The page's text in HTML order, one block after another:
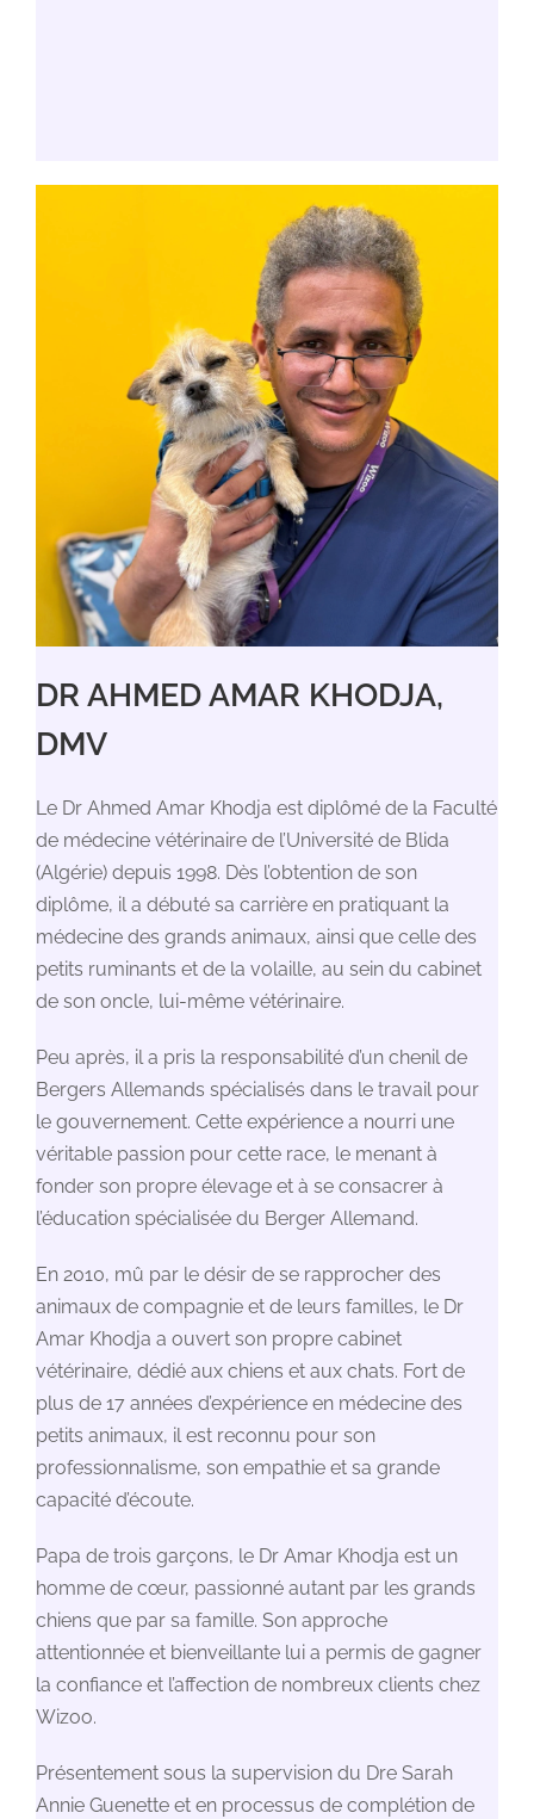
DR AHMED AMAR KHODJA,
DMV
Le Dr Ahmed Amar Khodja est diplômé de la Faculté
de médecine vétérinaire de l’Université de Blida
(Algérie) depuis 1998. Dès l’obtention de son
diplôme, il a débuté sa carrière en pratiquant la
médecine des grands animaux, ainsi que celle des
petits ruminants et de la volaille, au sein du cabinet
de son oncle, lui-même vétérinaire.
Peu après, il a pris la responsabilité d’un chenil de
Bergers Allemands spécialisés dans le travail pour
le gouvernement. Cette expérience a nourri une
véritable passion pour cette race, le menant à
fonder son propre élevage et à se consacrer à
l’éducation spécialisée du Berger Allemand.
En 2010, mû par le désir de se rapprocher des
animaux de compagnie et de leurs familles, le Dr
Amar Khodja a ouvert son propre cabinet
vétérinaire, dédié aux chiens et aux chats. Fort de
plus de 17 années d’expérience en médecine des
petits animaux, il est reconnu pour son
professionnalisme, son empathie et sa grande
capacité d’écoute.
Papa de trois garçons, le Dr Amar Khodja est un
homme de cœur, passionné autant par les grands
chiens que par sa famille. Son approche
attentionnée et bienveillante lui a permis de gagner
la confiance et l’affection de nombreux clients chez
Wizoo.
Présentement sous la supervision du Dre Sarah
Annie Guenette et en processus de complétion de